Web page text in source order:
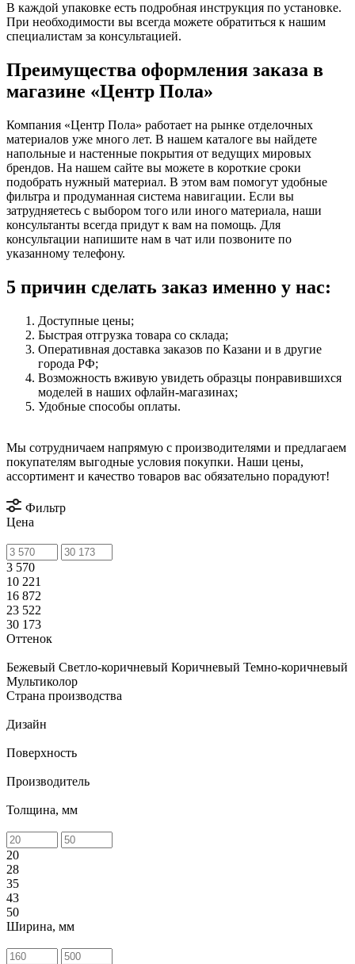
В каждой упаковке есть подробная инструкция по установке.
При необходимости вы всегда можете обратиться к нашим
специалистам за консультацией.
Преимущества оформления заказа в
магазине «Центр Пола»
Компания «Центр Пола» работает на рынке отделочных
материалов уже много лет. В нашем каталоге вы найдете
напольные и настенные покрытия от ведущих мировых
брендов. На нашем сайте вы можете в короткие сроки
подобрать нужный материал. В этом вам помогут удобные
фильтра и продуманная система навигации. Если вы
затрудняетесь с выбором того или иного материала, наши
консультанты всегда придут к вам на помощь. Для
консультации напишите нам в чат или позвоните по
указанному телефону.
5 причин сделать заказ именно у нас:
Доступные цены;
Быстрая отгрузка товара со склада;
Оперативная доставка заказов по Казани и в другие
города РФ;
Возможность вживую увидеть образцы понравившихся
моделей в наших офлайн-магазинах;
Удобные способы оплаты.
Мы сотрудничаем напрямую с производителями и предлагаем
покупателям выгодные условия покупки. Наши цены,
ассортимент и качество товаров вас обязательно порадуют!
Фильтр
Цена
3 570
10 221
16 872
23 522
30 173
Оттенок
Бежевый Светло-коричневый Коричневый Темно-коричневый
Мультиколор
Страна производства
Дизайн
Поверхность
Производитель
Толщина, мм
20
28
35
43
50
Ширина, мм